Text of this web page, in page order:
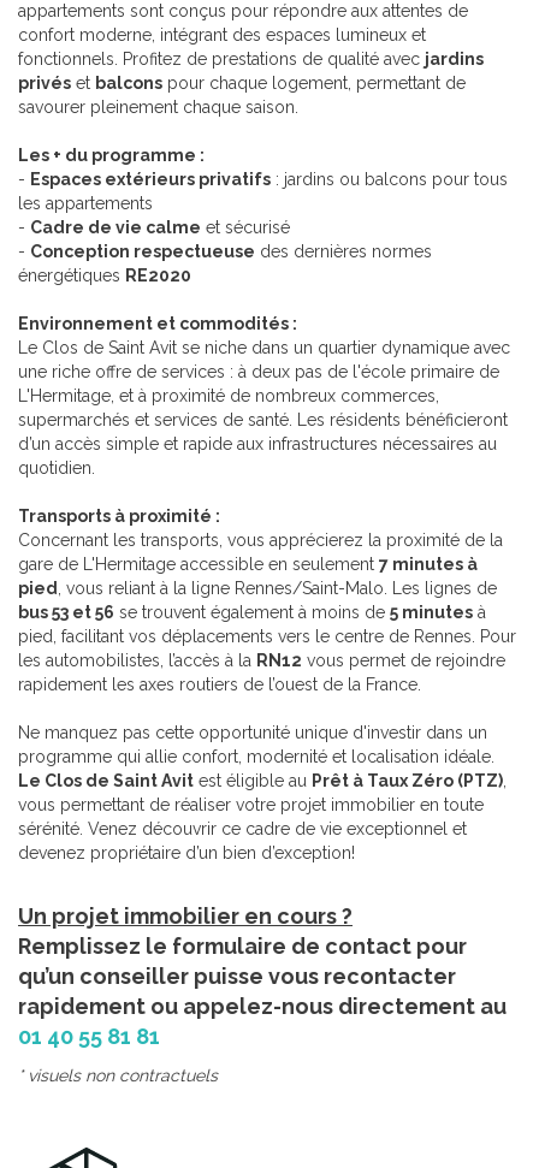
appartements sont conçus pour répondre aux attentes de
confort moderne, intégrant des espaces lumineux et
fonctionnels. Profitez de prestations de qualité avec jardins
privés et balcons pour chaque logement, permettant de
savourer pleinement chaque saison.
Les + du programme :
- Espaces extérieurs privatifs : jardins ou balcons pour tous
les appartements
- Cadre de vie calme et sécurisé
- Conception respectueuse des dernières normes
énergétiques RE2020
Environnement et commodités :
Le Clos de Saint Avit se niche dans un quartier dynamique avec
une riche offre de services : à deux pas de l'école primaire de
L'Hermitage, et à proximité de nombreux commerces,
supermarchés et services de santé. Les résidents bénéficieront
d’un accès simple et rapide aux infrastructures nécessaires au
quotidien.
Transports à proximité :
Concernant les transports, vous apprécierez la proximité de la
gare de L'Hermitage accessible en seulement 7 minutes à
pied, vous reliant à la ligne Rennes/Saint-Malo. Les lignes de
bus 53 et 56 se trouvent également à moins de 5 minutes à
pied, facilitant vos déplacements vers le centre de Rennes. Pour
les automobilistes, l’accès à la RN12 vous permet de rejoindre
rapidement les axes routiers de l’ouest de la France.
Ne manquez pas cette opportunité unique d'investir dans un
programme qui allie confort, modernité et localisation idéale.
Le Clos de Saint Avit est éligible au Prêt à Taux Zéro (PTZ),
vous permettant de réaliser votre projet immobilier en toute
sérénité. Venez découvrir ce cadre de vie exceptionnel et
devenez propriétaire d’un bien d’exception!
Un projet immobilier en cours ?
Remplissez le formulaire de contact pour
qu’un conseiller puisse vous recontacter
rapidement ou appelez-nous directement au
01 40 55 81 81
* visuels non contractuels